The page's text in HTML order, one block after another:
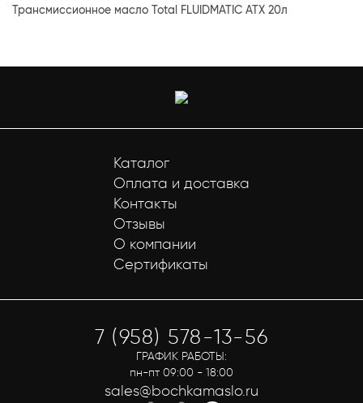
Трансмиссионное масло Total FLUIDMATIC ATX 20л
Каталог
Оплата и доставка
Контакты
Отзывы
О компании
Сертификаты
7 (958) 578-13-56
ГРАФИК РАБОТЫ:
пн-пт 09:00 - 18:00
sales@bochkamaslo.ru